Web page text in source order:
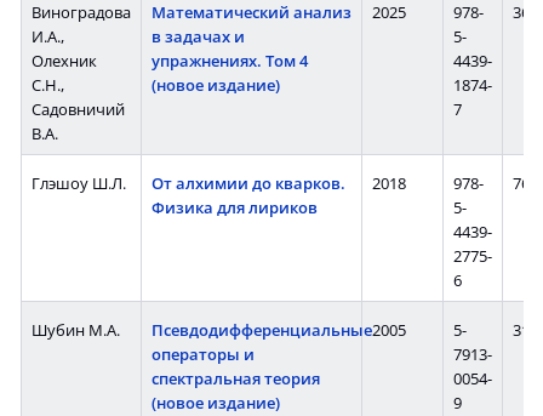
Виноградова
И.А.,
Олехник
С.Н.,
Садовничий
В.А.
Математический анализ
в задачах и
упражнениях. Том 4
(новое издание)
2025
978-
5-
4439-
1874-
7
368
Глэшоу Ш.Л.
От алхимии до кварков.
Физика для лириков
2018
978-
5-
4439-
2775-
6
764
Шубин М.А.
Псевдодифференциальные
операторы и
спектральная теория
(новое издание)
2005
5-
7913-
0054-
9
312